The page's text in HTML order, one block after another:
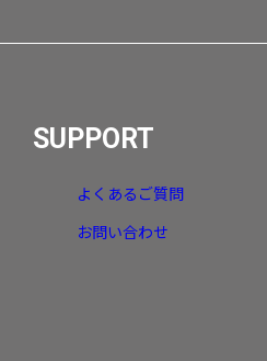
SUPPORT
よくあるご質問
お問い合わせ